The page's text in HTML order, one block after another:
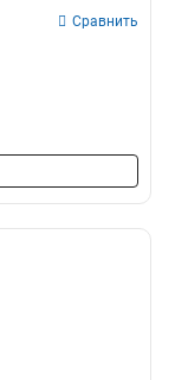
Сравнить